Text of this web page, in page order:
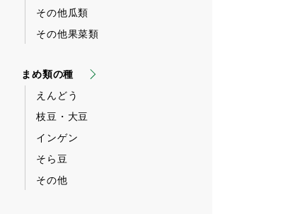
その他瓜類
その他果菜類
まめ類の種
えんどう
枝豆・大豆
インゲン
そら豆
その他